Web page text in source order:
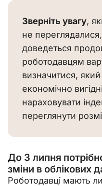
Зверніть увагу,
не
доведеться
роботодавцям
визначитися, який
економічно
нараховувати
переглянути
До 3 липня
зміни в облікових
Роботодавці мають